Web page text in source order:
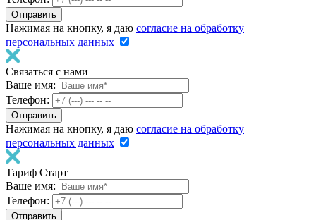
Нажимая на кнопку, я даю согласие на обработку
персональных данных
Связаться с нами
Ваше имя:
Телефон:
Нажимая на кнопку, я даю согласие на обработку
персональных данных
Тариф Старт
Ваше имя:
Телефон: